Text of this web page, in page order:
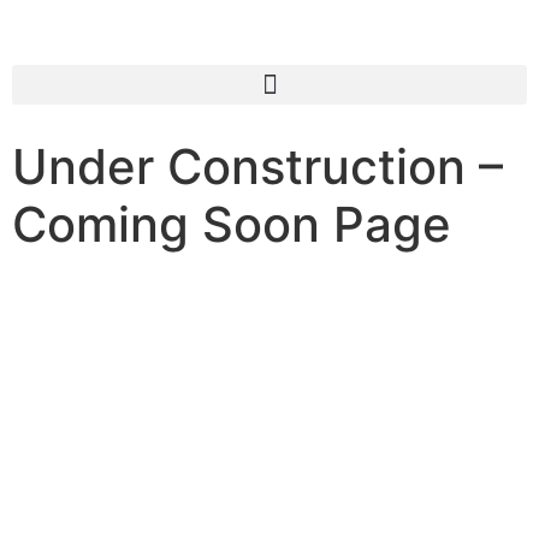
Under Construction –
Coming Soon Page